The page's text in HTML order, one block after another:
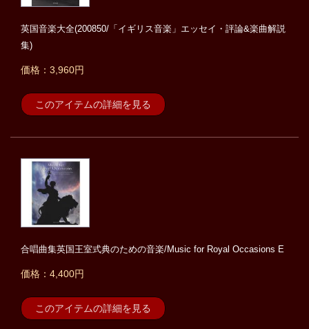
英国音楽大全(200850/「イギリス音楽」エッセイ・評論&楽曲解説
集)
価格：3,960円
このアイテムの詳細を見る
合唱曲集英国王室式典のための音楽/Music for Royal Occasions E
価格：4,400円
このアイテムの詳細を見る